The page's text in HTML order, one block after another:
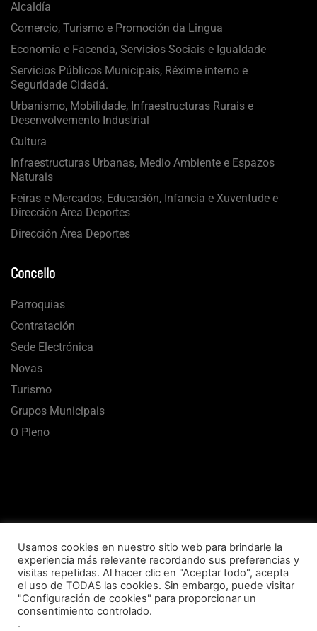
Alcaldía
Comercio, Turismo e Promoción da Lingua
Economía e Facenda, Servicios Sociais e Igualdade
Servicios Públicos Municipais, Réxime interno e
Seguridade Cidadá.
Urbanismo, Mobilidade, Infraestructuras Rurais e
Desenvolvemento Industrial
Cultura
Infraestructuras Urbanas, Medio Ambiente e Espazos
Naturais
Feiras e Mercados, Educación, Infancia e Xuventude e
Dirección Área Deportes
Dirección Área Deportes
Concello
Parroquias
Contratación
Sede Electrónica
Novas
Turismo
Grupos Municipais
O Pleno
Aviso Legal Termos de usoPolítica de Privacidade
Política de CookiesMapa Web
Usamos cookies en nuestro sitio web para brindarle la
experiencia más relevante recordando sus preferencias y
visitas repetidas. Al hacer clic en "Aceptar todo", acepta
el uso de TODAS las cookies. Sin embargo, puede visitar
"Configuración de cookies" para proporcionar un
consentimiento controlado.
.